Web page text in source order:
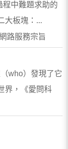
程中難題求助的
大板塊：...
路服務宗旨
who）發現了它
界，《愛問科